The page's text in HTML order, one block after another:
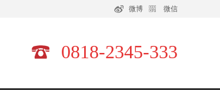
微博 微信
0818-2345-333